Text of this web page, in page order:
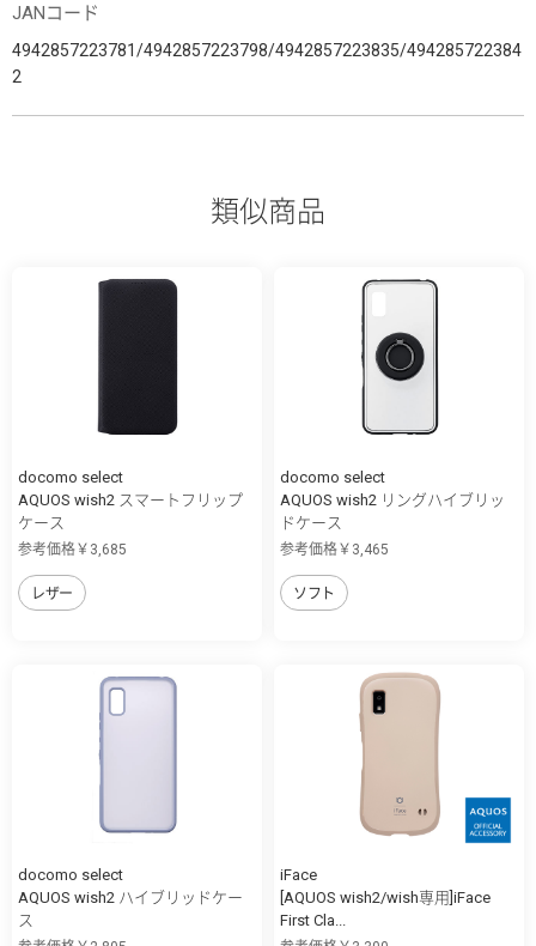
JANコード
4942857223781/4942857223798/4942857223835/494285722384
2
類似商品
docomo select
AQUOS wish2 スマートフリップ
ケース
参考価格￥3,685
レザー
docomo select
AQUOS wish2 リングハイブリッ
ドケース
参考価格￥3,465
ソフト
docomo select
AQUOS wish2 ハイブリッドケー
ス
iFace
[AQUOS wish2/wish専用]iFace
First Cla...